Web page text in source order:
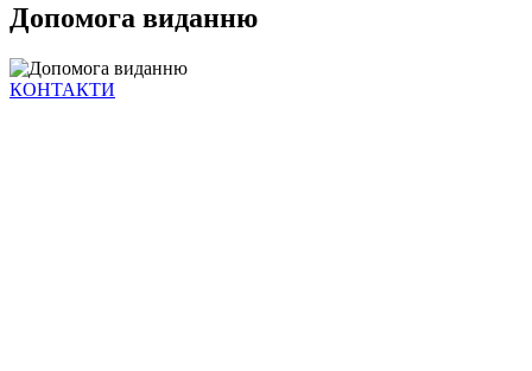
Допомога виданню
КОНТАКТИ